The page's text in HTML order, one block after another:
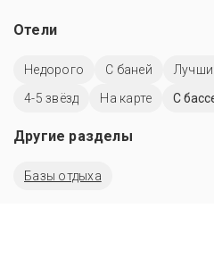
Отели
Недорого С баней
4-5 звёзд
На карте C
Другие разделы
Базы отдыха